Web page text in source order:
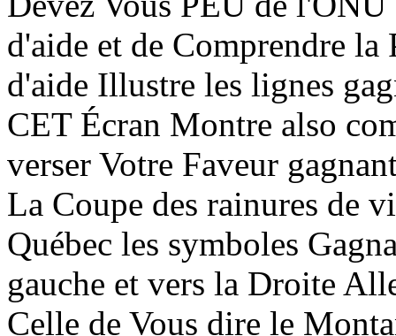
d'aide et de Comprendre
d'aide Illustre les lignes
CET Écran Montre also
verser Votre Faveur
La Coupe des rainures de
Québec les symboles
gauche et vers la Droite
Celle de Vous dire le